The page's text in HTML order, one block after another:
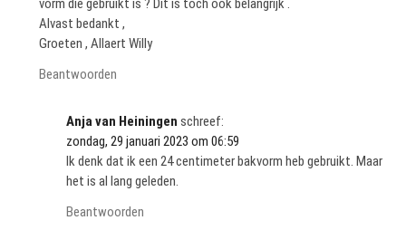
vorm die gebruikt is ? Dit is toch ook belangrijk .
Alvast bedankt ,
Groeten , Allaert Willy
Beantwoorden
Anja van Heiningen schreef:
zondag, 29 januari 2023 om 06:59
Ik denk dat ik een 24 centimeter bakvorm heb gebruikt. Maar
het is al lang geleden.
Beantwoorden